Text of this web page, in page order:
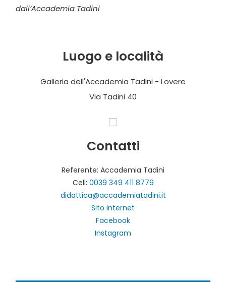
dall’Accademia Tadini
Luogo e località
Galleria dell'Accademia Tadini - Lovere
Via Tadini 40
Contatti
Referente: Accademia Tadini
Cell: 0039 349 411 8779
didattica@accademiatadini.it
Sito internet
Facebook
Instagram